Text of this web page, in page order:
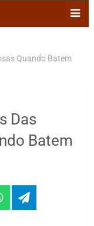
Quando Batem
Das
Batem